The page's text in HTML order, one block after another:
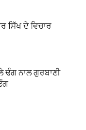
ਸਿੱਖ ਦੇ ਵਿਚਾਰ
ਢੰਗ ਨਾਲ ਗੁਰਬਾਣੀ